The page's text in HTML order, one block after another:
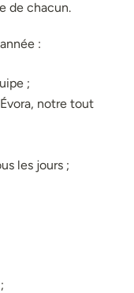
de chacun.
:
;
notre tout
les jours ;